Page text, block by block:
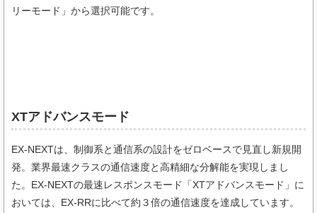
リーモード」から選択可能です。
XTアドバンスモード
EX-NEXTは、制御系と通信系の設計をゼロベースで見直し新規開
発。業界最速クラスの通信速度と高精細な分解能を実現しまし
た。EX-NEXTの最速レスポンスモード「XTアドバンスモード」に
おいては、EX-RRに比べて約３倍の通信速度を達成しています。